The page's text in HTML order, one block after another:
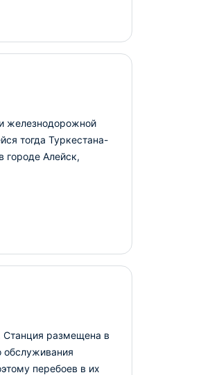
железнодорожной
тогда Туркестана-
городе Алейск,
Станция размещена в
обслуживания
перебоев в их